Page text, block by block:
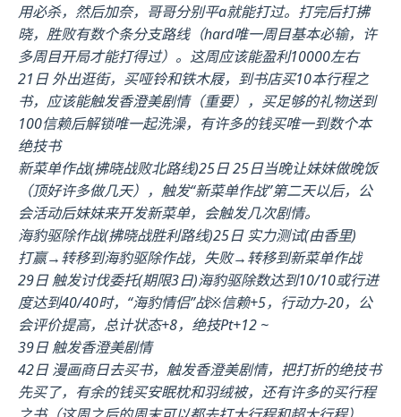
用必杀，然后加奈，哥哥分别平a就能打过。打完后打拂
晓，胜败有数个条分支路线（hard唯一周目基本必输，许
多周目开局才能打得过）。这周应该能盈利10000左右
21日 外出逛街，买哑铃和铁木屐，到书店买10本行程之
书，应该能触发香澄美剧情（重要），买足够的礼物送到
100信赖后解锁唯一起洗澡，有许多的钱买唯一到数个本
绝技书
新菜单作战(拂晓战败北路线)25日 25日当晚让妹妹做晚饭
（顶好许多做几天），触发“新菜单作战”第二天以后，公
会活动后妹妹来开发新菜单，会触发几次剧情。
海豹驱除作战(拂晓战胜利路线)25日 实力测试(由香里)
打赢→转移到海豹驱除作战，失败→转移到新菜单作战
29日 触发讨伐委托(期限3日)海豹驱除数达到10/10或行进
度达到40/40时，“海豹情侣”战※信赖+5，行动力-20，公
会评价提高，总计状态+8，绝技Pt+12 ~
39日 触发香澄美剧情
42日 漫画商日去买书，触发香澄美剧情，把打折的绝技书
先买了，有余的钱买安眠枕和羽绒被，还有许多的买行程